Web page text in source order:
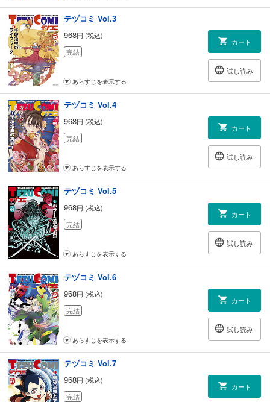
『ハートレス』(原作:ブラック・ジャック)
脚本:ジョー・ケリー 作画:ケン・ニイムラ
■対談企画
『ラララのお茶の間』
手塚るみ子
イラスト:つのがい
■コラム 『まんがの神様が教えてくれたこと。』
堀江貴文
テヅコミ Vol.3
968円 (税込)
完結
カート
試し読み
あらすじを表示する
テヅコミ Vol.4
968円 (税込)
完結
カート
試し読み
あらすじを表示する
テヅコミ Vol.5
968円 (税込)
完結
カート
試し読み
あらすじを表示する
テヅコミ Vol.6
968円 (税込)
完結
カート
試し読み
あらすじを表示する
テヅコミ Vol.7
968円 (税込)
完結
カート